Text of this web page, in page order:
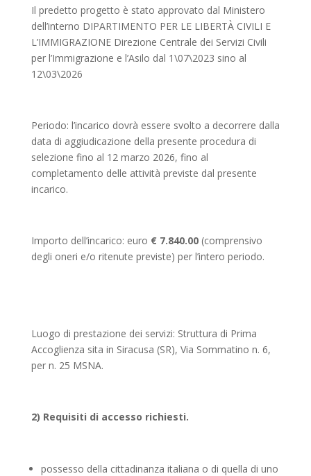
Il predetto progetto è stato approvato dal Ministero
dell’interno DIPARTIMENTO PER LE LIBERTÀ CIVILI E
L’IMMIGRAZIONE Direzione Centrale dei Servizi Civili
per l’Immigrazione e l’Asilo dal 1\07\2023 sino al
12\03\2026
Periodo: l’incarico dovrà essere svolto a decorrere dalla
data di aggiudicazione della presente procedura di
selezione fino al 12 marzo 2026, fino al
completamento delle attività previste dal presente
incarico.
Importo dell’incarico: euro € 7.840.00(comprensivo
degli oneri e/o ritenute previste) per l’intero periodo.
Luogo di prestazione dei servizi: Struttura di Prima
Accoglienza sita in Siracusa (SR), Via Sommatino n. 6,
per n. 25 MSNA.
2) Requisiti di accesso richiesti.
possesso della cittadinanza italiana o di quella di uno